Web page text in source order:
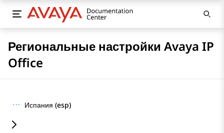
Региональные настройки Avaya IP
Office
··· Испания (esp)